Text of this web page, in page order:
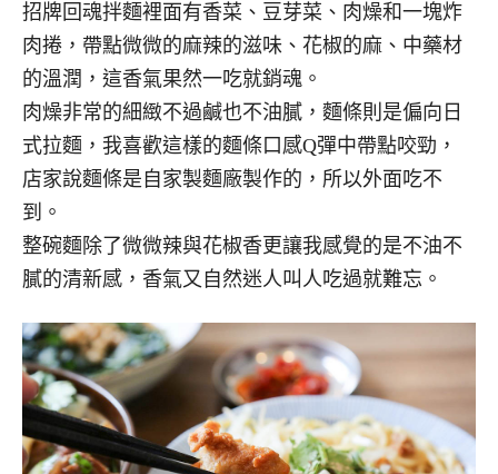
招牌回魂拌麵裡面有香菜、豆芽菜、肉燥和一塊炸
肉捲，帶點微微的麻辣的滋味、花椒的麻、中藥材
的溫潤，這香氣果然一吃就銷魂。
肉燥非常的細緻不過鹹也不油膩，麵條則是偏向日
式拉麵，我喜歡這樣的麵條口感Q彈中帶點咬勁，
店家說麵條是自家製麵廠製作的，所以外面吃不
到。
整碗麵除了微微辣與花椒香更讓我感覺的是不油不
膩的清新感，香氣又自然迷人叫人吃過就難忘。